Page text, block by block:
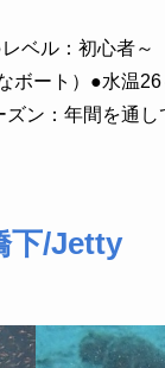
ベル：初心者
ボート）●水温
ン：年間を通し
下/Jetty